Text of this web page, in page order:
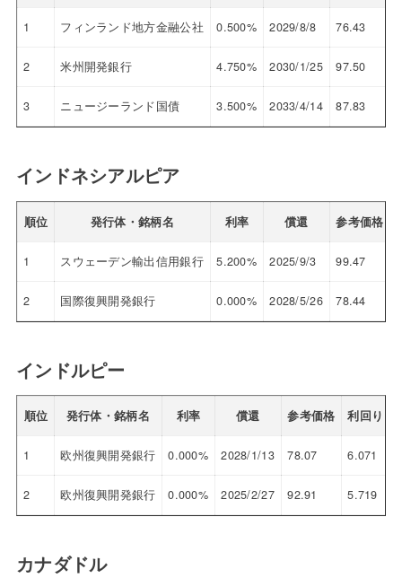
1 フィンランド地方金融公社 0.500% 2029/8/8 76.43
2 米州開発銀行 4.750% 2030/1/25 97.50
3 ニュージーランド国債 3.500% 2033/4/14 87.83
インドネシアルピア
順位 発行体・銘柄名 利率 償還 参考価格
1 スウェーデン輸出信用銀行 5.200% 2025/9/3 99.47
2 国際復興開発銀行 0.000% 2028/5/26 78.44
インドルピー
順位 発行体・銘柄名 利率 償還 参考価格 利回り
1 欧州復興開発銀行 0.000% 2028/1/13 78.07 6.071
2 欧州復興開発銀行 0.000% 2025/2/27 92.91 5.719
カナダドル